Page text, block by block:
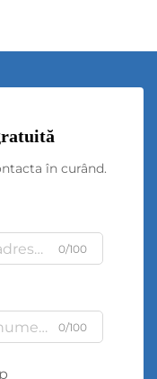
în curând.
0/100
0/100